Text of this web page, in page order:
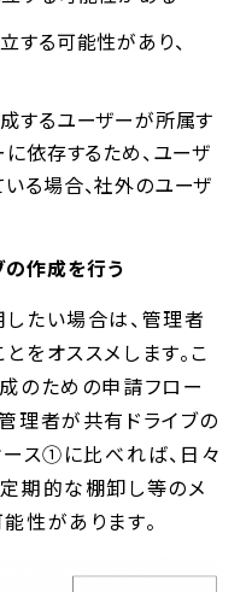
する可能性があり、
するユーザーが所属す
依存するため、ユーザ
る場合、社外のユーザ
作成を行う
たい場合は、管理者
をオススメします。こ
のための申請フロー
理者が共有ドライブの
ース①に比べれば、日々
期的な棚卸し等のメ
性があります。